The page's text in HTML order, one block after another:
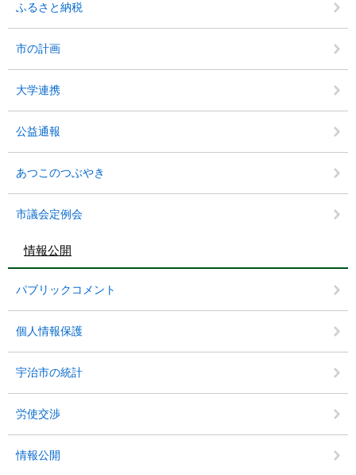
ふるさと納税
市の計画
大学連携
公益通報
あつこのつぶやき
市議会定例会
情報公開
パブリックコメント
個人情報保護
宇治市の統計
労使交渉
情報公開